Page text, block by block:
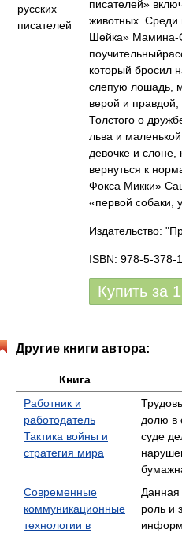
писателей»
животных. Среди
Шейка» Мамина-
который бросил
слепую лошадь,
верой и правдой,
Толстого о
льва и
девочке и слоне,
вернуться к
Фокса Микки»
«первой собаки,
Издательство:
ISBN: 978-5-378-
Купить за
Другие книги автора:
Книга
Работник и
работодатель
Тактика войны и
стратегия мира
долю в
суде
Современные
коммуникационные
технологии в
Данная
роль и